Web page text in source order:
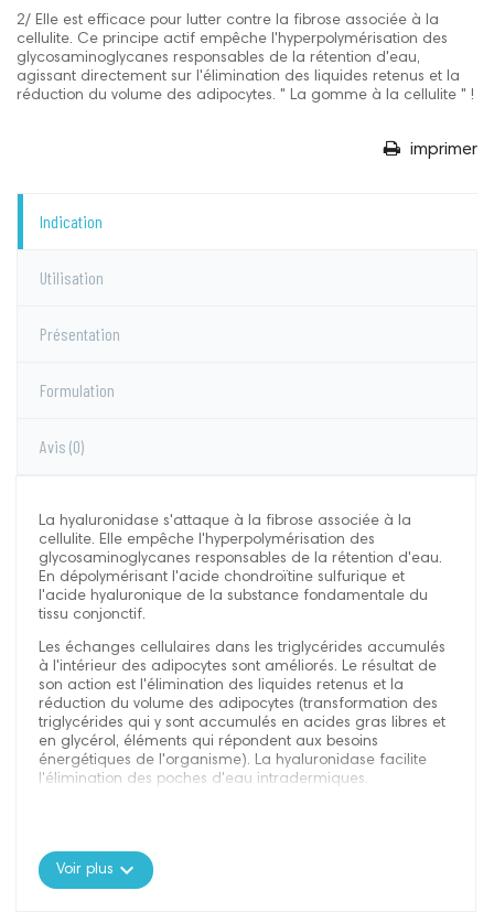
2/ Elle est efficace pour lutter contre la fibrose associée à la
cellulite. Ce principe actif empêche l'hyperpolymérisation des
glycosaminoglycanes responsables de la rétention d'eau,
agissant directement sur l'élimination des liquides retenus et la
réduction du volume des adipocytes. " La gomme à la cellulite " !
imprimer
Indication
Utilisation
Présentation
Formulation
Avis (0)
La hyaluronidase s'attaque à la fibrose associée à la
cellulite. Elle empêche l'hyperpolymérisation des
glycosaminoglycanes responsables de la rétention d'eau.
En dépolymérisant l'acide chondroïtine sulfurique et
l'acide hyaluronique de la substance fondamentale du
tissu conjonctif.
Les échanges cellulaires dans les triglycérides accumulés
à l'intérieur des adipocytes sont améliorés. Le résultat de
son action est l'élimination des liquides retenus et la
réduction du volume des adipocytes (transformation des
triglycérides qui y sont accumulés en acides gras libres et
en glycérol, éléments qui répondent aux besoins
énergétiques de l'organisme). La hyaluronidase facilite
l'élimination des poches d'eau intradermiques.
0% Conservateurs
Voir plus expand_more